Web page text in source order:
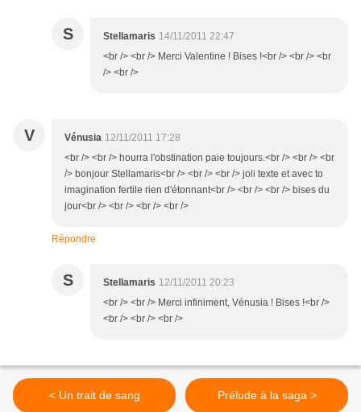
S Stellamaris 14/11/2011 22:47
<br /> <br /> Merci Valentine ! Bises !<br /> <br /> <br
/> <br />
V Vénusia 12/11/2011 17:28
<br /> <br /> hourra l'obstination paie toujours.<br /> <br /> <br
/> bonjour Stellamaris<br /> <br /> <br /> joli texte et avec to
imagination fertile rien d'étonnant<br /> <br /> <br /> bises du
jour<br /> <br /> <br /> <br />
Répondre
S Stellamaris 12/11/2011 20:23
<br /> <br /> Merci infiniment, Vénusia ! Bises !<br />
<br /> <br /> <br />
< Un trait de sang Prélude à la saga >